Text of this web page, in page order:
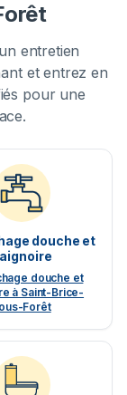
entretien
et entrez en
pour une
douche et
douche et
à Saint-Brice-
Forêt